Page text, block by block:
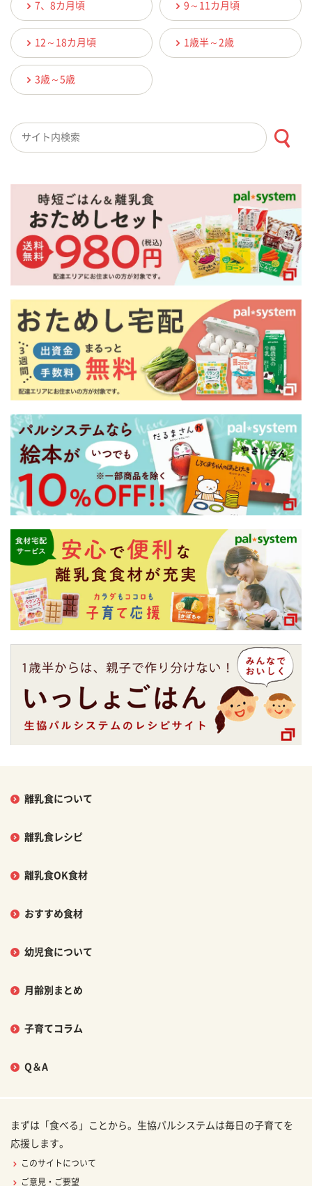
7、8カ月頃 9～11カ月頃
12～18カ月頃 1歳半～2歳
3歳～5歳
検索キーワード入力
離乳食について
離乳食レシピ
離乳食OK食材
おすすめ食材
幼児食について
月齢別まとめ
子育てコラム
Q＆A
まずは「食べる」ことから。生協パルシステムは毎日の子育てを
応援します。
このサイトについて
ご意見・ご要望